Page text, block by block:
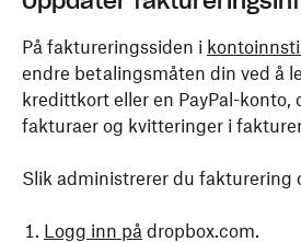
På faktureringssiden i
endre betalingsmåten din ved å
kredittkort eller en PayPal-konto,
fakturaer og kvitteringer i
Slik administrerer du fakturering
Logg inn på dropbox.com.